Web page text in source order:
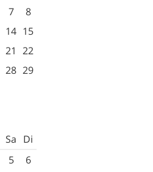
7
8
14 15
21 22
28 29
Sa Di
5
6